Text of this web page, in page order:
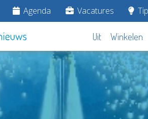
Agenda Vacatures
Uit Winkelen